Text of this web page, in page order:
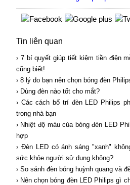
Tin liên quan
› 7 bí quyết giúp tiết kiệm tiền điện
cũng biết!
› 8 lý do bạn nên chọn bóng đèn
› Dùng đèn nào tốt cho mắt?
› Các cách bố trí đèn LED Philips
trong nhà bạn
› Nhiệt độ màu của bóng đèn LED
hợp
› Đèn LED có ánh sáng "xanh"
sức khỏe người sử dụng không?
› So sánh đèn bóng huỳnh quang và
› Nên chọn bóng đèn LED Philips gì